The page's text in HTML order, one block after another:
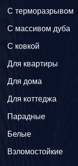
C терморазрывом
C массивом дуба
C ковкой
Для квартиры
Для дома
Для коттеджа
Парадные
Белые
Взломостойкие